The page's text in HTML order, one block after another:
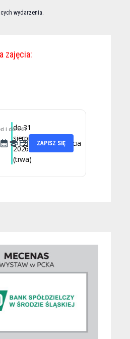
wydarzenia.
zajęcia:
i dorośli
do 31
sierpnia
2026
(trwa)
2 lekcje35 zł za zajęcia
ZAPISZ SIĘ